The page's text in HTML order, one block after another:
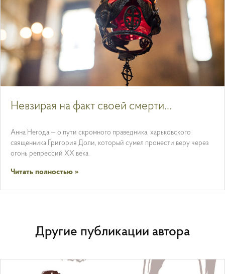
Невзирая на факт своей смерти…
Анна Негода — о пути скромного праведника, харьковского
священника Григория Доли, который сумел пронести веру через
огонь репрессий ХХ века.
Читать полностью »
Другие публикации автора